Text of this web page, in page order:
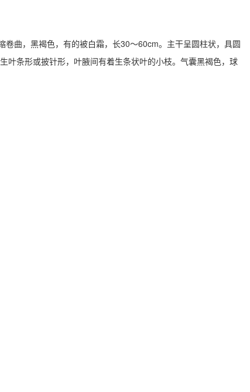
卷曲，黑褐色，有的被白霜，长30～60cm。主干呈圆柱状，具圆
叶条形或披针形，叶腋间有着生条状叶的小枝。气囊黑褐色，球